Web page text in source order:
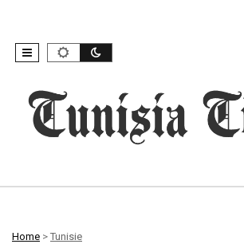
Home > Tunisie